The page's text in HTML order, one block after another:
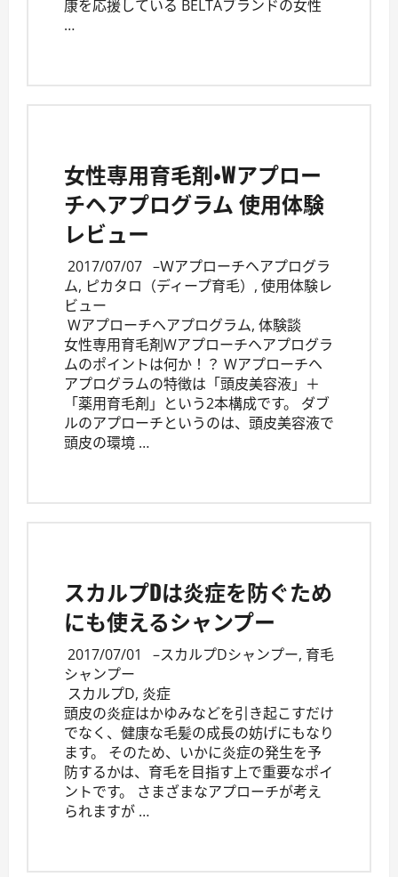
康を応援している BELTAブランドの女性
…
女性専用育毛剤・Wアプロー
チヘアプログラム 使用体験
レビュー
2017/07/07 –Ｗアプローチヘアプログラ
ム, ピカタロ（ディープ育毛） , 使用体験レ
ビュー
Wアプローチヘアプログラム, 体験談
女性専用育毛剤Wアプローチヘアプログラ
ムのポイントは何か！？ Wアプローチヘ
アプログラムの特徴は「頭皮美容液」＋
「薬用育毛剤」という2本構成です。 ダブ
ルのアプローチというのは、頭皮美容液で
頭皮の環境 …
スカルプDは炎症を防ぐため
にも使えるシャンプー
2017/07/01 –スカルプDシャンプー, 育毛
シャンプー
スカルプD, 炎症
頭皮の炎症はかゆみなどを引き起こすだけ
でなく、健康な毛髪の成長の妨げにもなり
ます。 そのため、いかに炎症の発生を予
防するかは、育毛を目指す上で重要なポイ
ントです。 さまざまなアプローチが考え
られますが …